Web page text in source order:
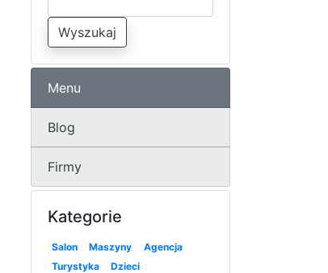
Wyszukaj
Menu
Blog
Firmy
Kategorie
Salon Maszyny
Agencja
Turystyka
Dzieci